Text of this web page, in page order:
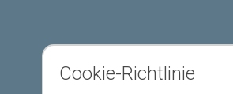
Cookie-Richtlinie